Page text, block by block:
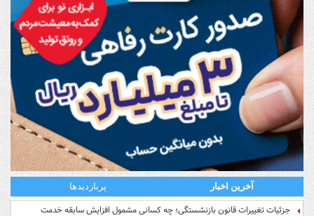
آخرین اخبار پربازدیدها
جزئیات تغییرات قانون بازنشستگی؛ چه کسانی مشمول افزایش سابقه خدمت